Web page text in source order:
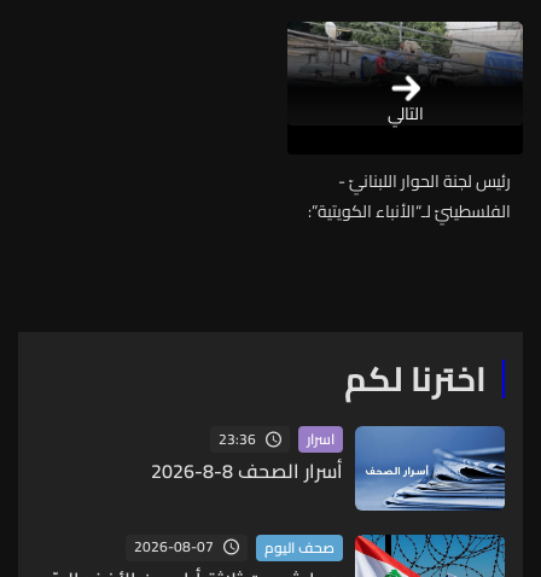
التالي
رئيس لجنة الحوار اللبنانيّ -
الفلسطينيّ لـ“الأنباء الكويتية”:
اخترنا لكم
اسرار 23:36
أسرار الصحف 8-8-2026
صحف اليوم 2026-08-07